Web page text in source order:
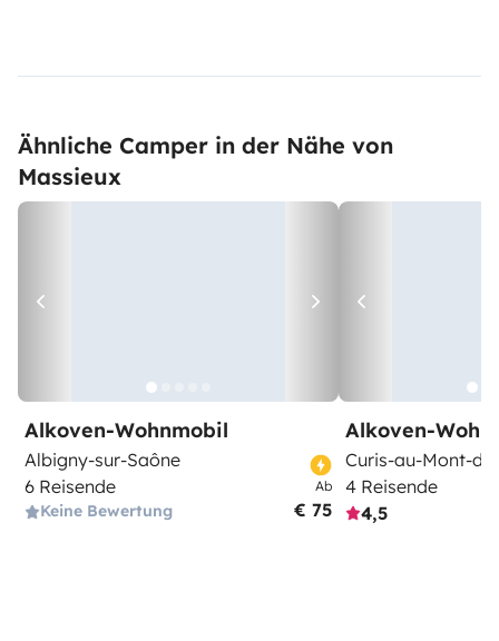
Ähnliche Camper in der Nähe von
Massieux
Alkoven-Wohnmobil
Albigny-sur-Saône
6 Reisende
Keine Bewertung
Ab
€ 75
Alkoven-
Curis-au-Mont-
4 Reisende
4,5